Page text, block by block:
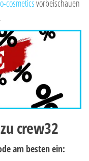
cosmeticsvorbeischauen
crew32
am besten ein: